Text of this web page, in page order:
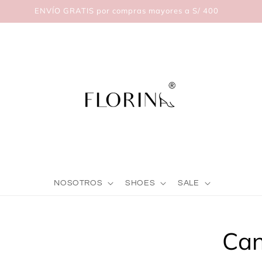
ENVÍO GRATIS por compras mayores a S/ 400
NOSOTROS SHOES SALE